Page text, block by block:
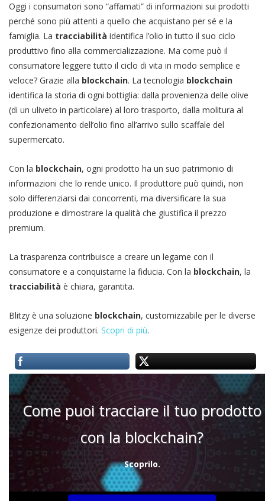
Oggi i consumatori sono “affamati” di informazioni sui prodotti
perché sono più attenti a quello che acquistano per sé e la
famiglia. La tracciabilità identifica l’olio in tutto il suo ciclo
produttivo fino alla commercializzazione. Ma come può il
consumatore leggere tutto il ciclo di vita in modo semplice e
veloce? Grazie alla blockchain. La tecnologia blockchain
identifica la storia di ogni bottiglia: dalla provenienza delle olive
(di un uliveto in particolare) al loro trasporto, dalla molitura al
confezionamento dell’olio fino all’arrivo sullo scaffale del
supermercato.
Con la blockchain, ogni prodotto ha un suo patrimonio di
informazioni che lo rende unico. Il produttore può quindi, non
solo differenziarsi dai concorrenti, ma diversificare la sua
produzione e dimostrare la qualità che giustifica il prezzo
premium.
La trasparenza contribuisce a creare un legame con il
consumatore e a conquistarne la fiducia. Con la blockchain, la
tracciabilità è chiara, garantita.
Blitzy è una soluzione blockchain, customizzabile per le diverse
esigenze dei produttori. Scopri di più.
Come puoi tracciare il tuo prodotto
con la blockchain?
Scoprilo.